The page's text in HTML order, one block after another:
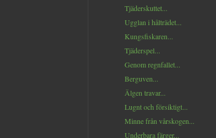
Tjäderskuttet...
Ugglan i hålträdet...
Kungsfiskaren...
Tjäderspel...
Genom regnfallet...
Berguven...
Älgen travar...
Lugnt och försiktigt...
Minne från vårskogen...
Underbara färger...